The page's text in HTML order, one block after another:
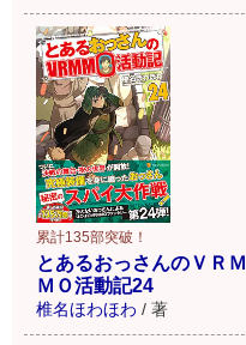
累計135部突破！
とあるおっさんのＶＲＭ
ＭＯ活動記24
椎名ほわほわ / 著